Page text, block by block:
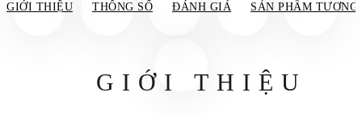
GIỚI THIỆU THÔNG SỐ ĐÁNH GIÁ SẢN PHẨM TƯƠNG
GIỚI THIỆU